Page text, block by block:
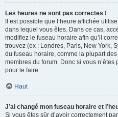
Les heures ne sont pas correctes !
Il est possible que l’heure affichée
dans lequel vous êtes. Dans ce cas,
modifiez le fuseau horaire afin qu’il
trouvez (ex : Londres, Paris, New York,
du fuseau horaire, comme la plupart
membres du forum. Donc si vous n’êtes
pour le faire.
Haut
J’ai changé mon fuseau horaire et
Si vous êtes sûr d’avoir correctement